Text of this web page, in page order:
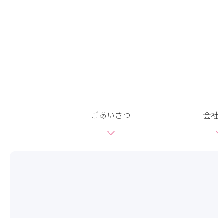
ごあいさつ 会